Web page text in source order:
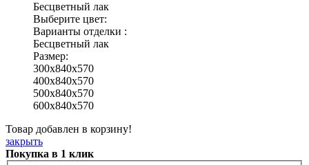
Бесцветный лак
Выберите цвет:
Варианты отделки :
Бесцветный лак
Размер:
300x840x570
400x840x570
500x840x570
600x840x570
Товар добавлен в корзину!
закрыть
Покупка в 1 клик